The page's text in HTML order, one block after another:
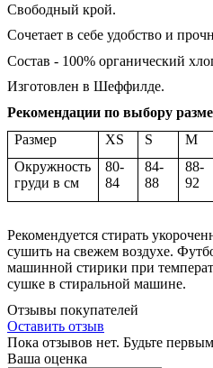
Свободный крой.
Cочетает в себе удобство и
Состав - 100% органический
Изготовлен в Шеффилде.
Рекомендации по выбору
Размер
XS S M
Окружность
груди в см
80-
84
84-
88
88-
92
Рекомендуется стирать
сушить на свежем воздухе.
машинной стирики при
сушке в стиральной машине.
Отзывы покупателей
Оставить отзыв
Пока отзывов нет. Будьте
Ваша оценка